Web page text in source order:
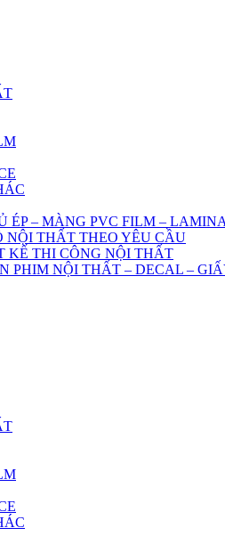
ÉP – MÀNG PVC FILM –
NỘI THẤT THEO YÊU CẦU
KẾ THI CÔNG NỘI THẤT
PHIM NỘI THẤT – DECAL –